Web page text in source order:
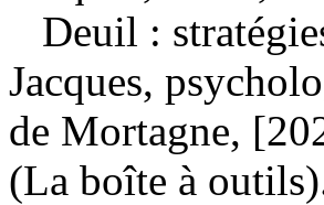
Deuil :
Jacques,
de Mortagne,
(La boîte à